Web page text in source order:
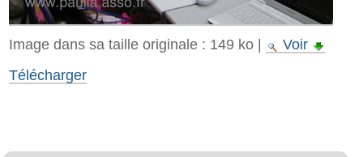
Image dans sa taille originale : 149 ko|
Voir
Télécharger